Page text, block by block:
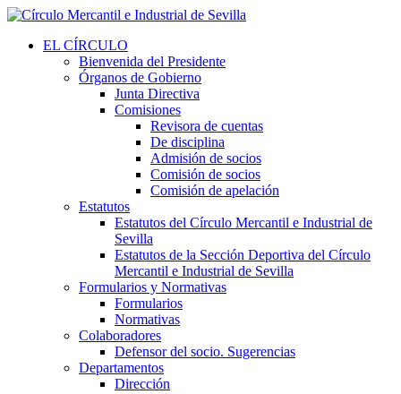
EL CÍRCULO
Bienvenida del Presidente
Órganos de Gobierno
Junta Directiva
Comisiones
Revisora de cuentas
De disciplina
Admisión de socios
Comisión de socios
Comisión de apelación
Estatutos
Estatutos del Círculo Mercantil e Industrial de
Sevilla
Estatutos de la Sección Deportiva del Círculo
Mercantil e Industrial de Sevilla
Formularios y Normativas
Formularios
Normativas
Colaboradores
Defensor del socio. Sugerencias
Departamentos
Dirección